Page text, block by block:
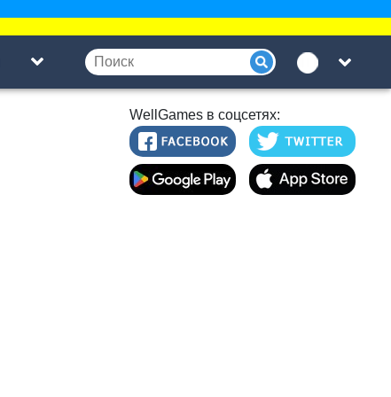
WellGames в соцсетях: